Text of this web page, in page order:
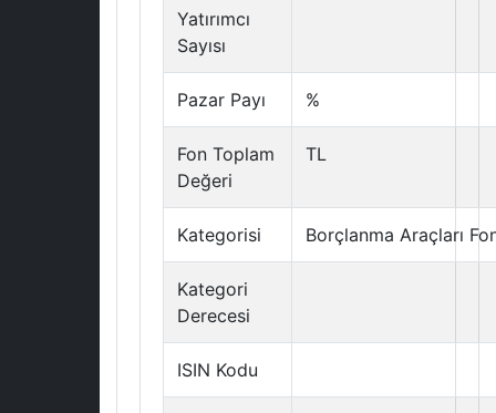
Yatırımcı
Sayısı
Pazar Payı %
Fon Toplam
Değeri
TL
Kategorisi Borçlanma Araçları
Kategori
Derecesi
ISIN Kodu